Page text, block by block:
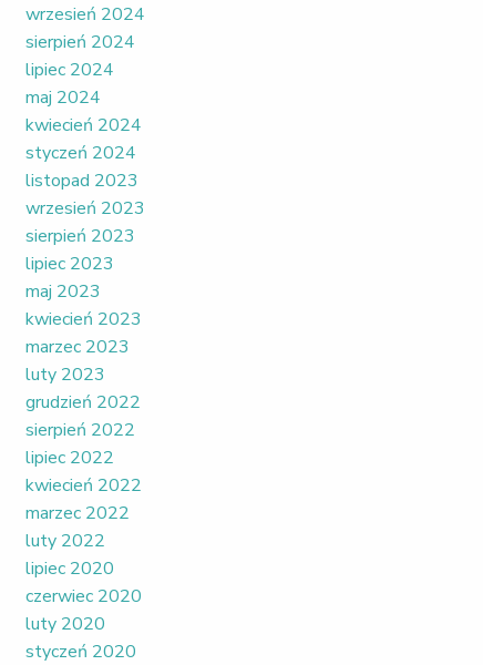
wrzesień 2024
sierpień 2024
lipiec 2024
maj 2024
kwiecień 2024
styczeń 2024
listopad 2023
wrzesień 2023
sierpień 2023
lipiec 2023
maj 2023
kwiecień 2023
marzec 2023
luty 2023
grudzień 2022
sierpień 2022
lipiec 2022
kwiecień 2022
marzec 2022
luty 2022
lipiec 2020
czerwiec 2020
luty 2020
styczeń 2020